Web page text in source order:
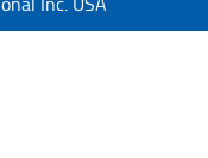
Inc. USA